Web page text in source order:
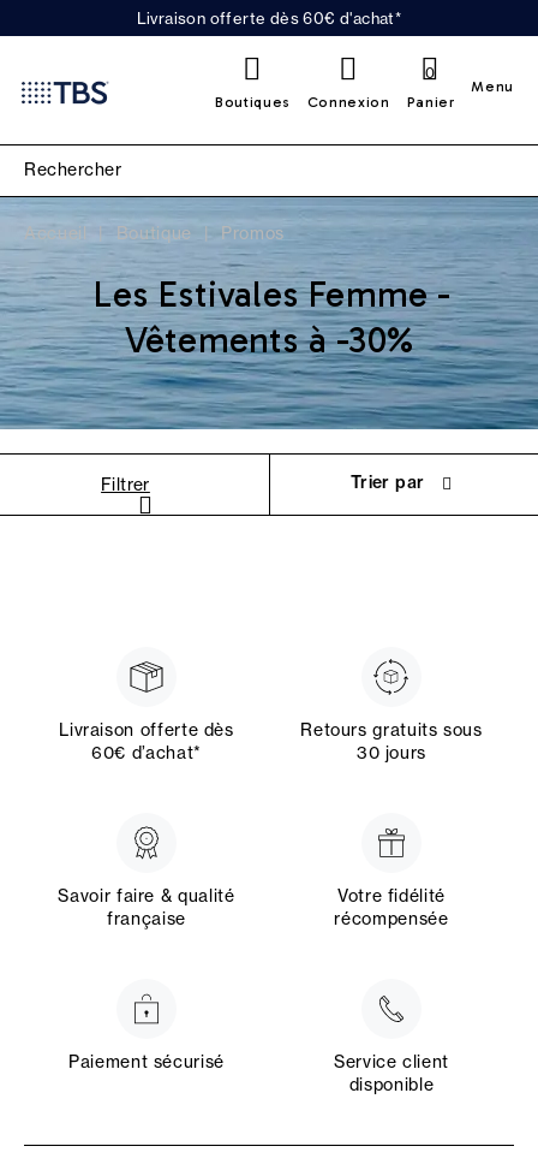
Livraison offerte dès 60€ d'achat*
Boutiques Connexion Panier
0
Menu
Accueil Boutique Promos
Les Estivales Femme -
Vêtements à -30%
Filtrer Trier par
Livraison offerte dès
60€ d’achat*
Retours gratuits sous
30 jours
Savoir faire & qualité
française
Votre fidélité
récompensée
Paiement sécurisé
Service client
disponible